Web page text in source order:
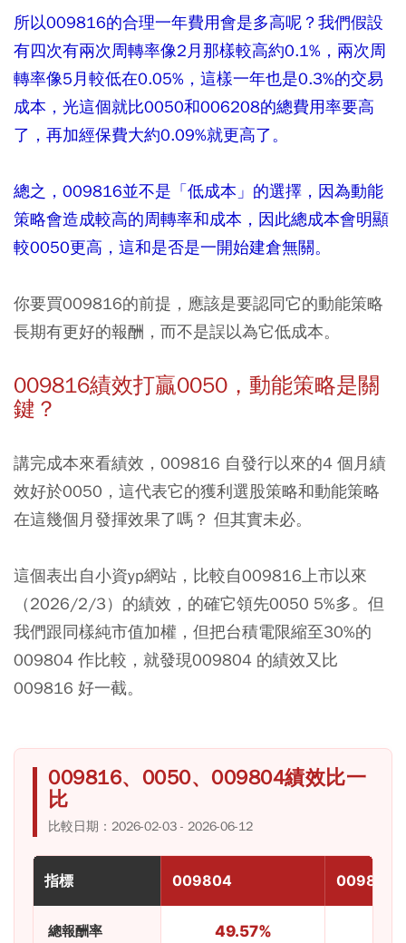
所以009816的合理一年費用會是多高呢？我們假設
有四次有兩次周轉率像2月那樣較高約0.1%，兩次周
轉率像5月較低在0.05%，這樣一年也是0.3%的交易
成本，光這個就比0050和006208的總費用率要高
了，再加經保費大約0.09%就更高了。
總之，009816並不是「低成本」的選擇，因為動能
策略會造成較高的周轉率和成本，因此總成本會明顯
較0050更高，這和是否是一開始建倉無關。
你要買009816的前提，應該是要認同它的動能策略
長期有更好的報酬，而不是誤以為它低成本。
009816績效打贏0050，動能策略是關
鍵？
講完成本來看績效，009816 自發行以來的4 個月績
效好於0050，這代表它的獲利選股策略和動能策略
在這幾個月發揮效果了嗎？ 但其實未必。
這個表出自小資yp網站，比較自009816上市以來
（2026/2/3）的績效，的確它領先0050 5%多。但
我們跟同樣純市值加權，但把台積電限縮至30%的
009804 作比較，就發現009804 的績效又比
009816 好一截。
009816、0050、009804績效比一
比
比較日期：2026-02-03 - 2026-06-12
指標 009804 009816
總報酬率 49.57%